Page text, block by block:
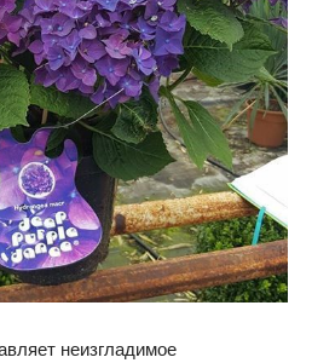
неизгладимое